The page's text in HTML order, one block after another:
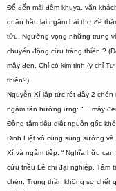
Để đến mãi đêm khuya, vãn
quân hầu lại ngâm bài thơ đề
tửu. Ngưỡng vọng những trung
chuyển động cữu tràng thiền ?
mây đen. Chỉ có kim tinh (y chỉ
thiên?)
Nguyễn Xí lập tức rót đầy 2
ngâm tán hưởng ứng: “… mây
Đồng tâm tiêu diệt nguồn gốc
Đinh Liệt vô cùng sung sướng và
Xí và ngâm tiếp: “ Nghĩa hữu
cứu triều Lê chi đại nghiệp. Tâm
chén. Trung thần không sợ chết